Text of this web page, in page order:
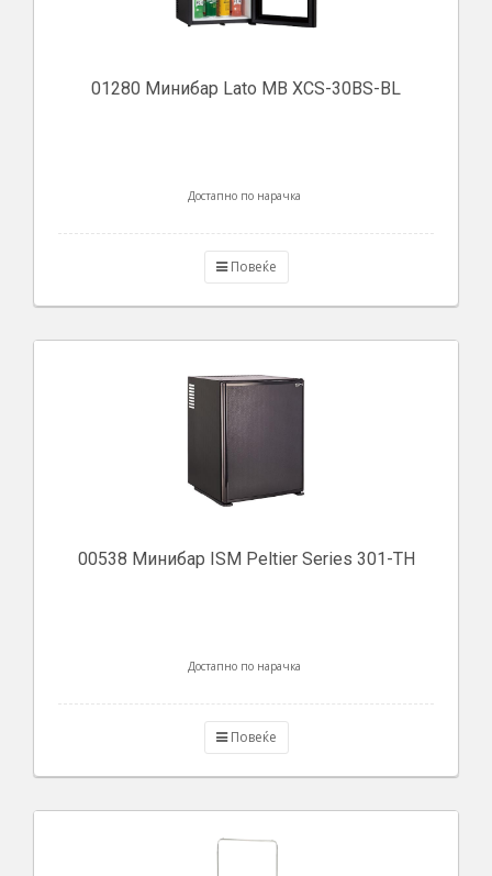
01280 Минибар Lato MB XCS-30BS-BL
Достапно по нарачка
Повеќе
00538 Минибар ISM Peltier Series 301-TH
Достапно по нарачка
Повеќе